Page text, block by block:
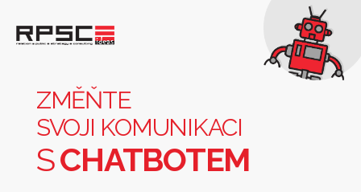
komunikaci
chatbotem
ZMĚŇTE
SVOJI KOMUNIKACI
SCHATBOTEM